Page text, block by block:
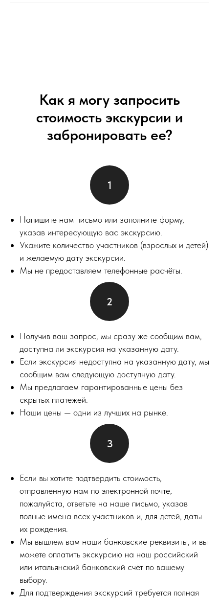
Как я могу запросить
стоимость экскурсии и
забронировать ее?
Напишите нам письмо или заполните форму,
указав интересующую вас экскурсию.
Укажите количество участников (взрослых и детей)
и желаемую дату экскурсии.
Мы не предоставляем телефонные расчёты.
Получив ваш запрос, мы сразу же сообщим вам,
доступна ли экскурсия на указанную дату.
Если экскурсия недоступна на указанную дату, мы
сообщим вам следующую доступную дату.
Мы предлагаем гарантированные цены без
скрытых платежей.
Наши цены — одни из лучших на рынке.
Если вы хотите подтвердить стоимость,
отправленную нам по электронной почте,
пожалуйста, ответьте на наше письмо, указав
полные имена всех участников и, для детей, даты
их рождения.
Мы вышлем вам наши банковские реквизиты, и вы
можете оплатить экскурсию на наш российский
или итальянский банковский счёт по вашему
выбору.
Для подтверждения экскурсий требуется полная